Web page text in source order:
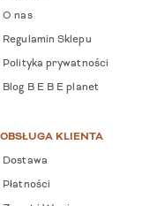
O nas
Regulamin Sklepu
Polityka prywatności
Blog B E B E planet
OBSŁUGA KLIENTA
Dostawa
Płatności